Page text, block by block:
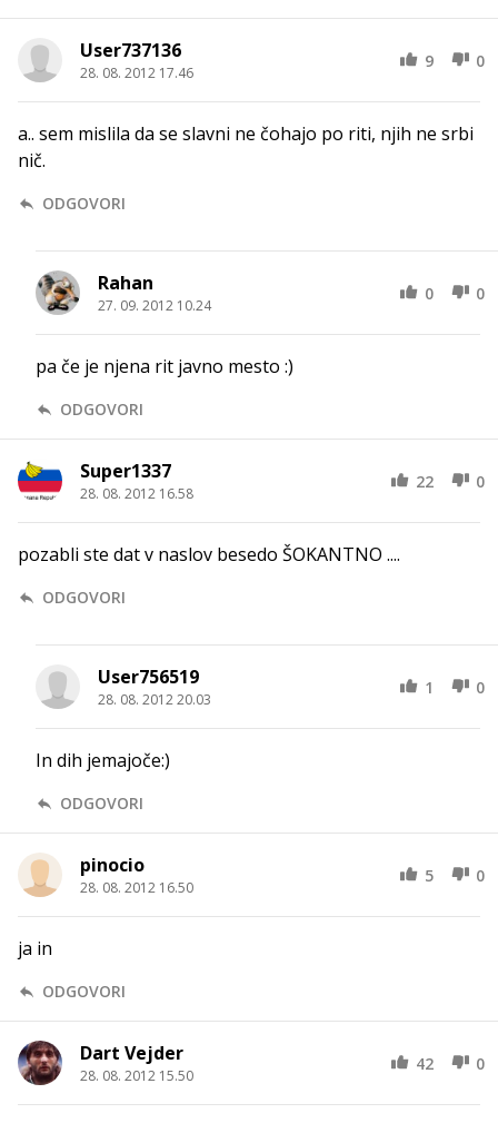
User737136
28. 08. 2012 17.46
9 0
a.. sem mislila da se slavni ne čohajo po riti, njih ne srbi
nič.
ODGOVORI
Rahan
27. 09. 2012 10.24
0 0
pa če je njena rit javno mesto :)
ODGOVORI
Super1337
28. 08. 2012 16.58
22 0
pozabli ste dat v naslov besedo ŠOKANTNO ....
ODGOVORI
User756519
28. 08. 2012 20.03
1 0
In dih jemajoče:)
ODGOVORI
pinocio
28. 08. 2012 16.50
5 0
ja in
ODGOVORI
Dart Vejder
28. 08. 2012 15.50
42 0